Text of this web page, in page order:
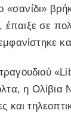
σε
η Ολίβια
και